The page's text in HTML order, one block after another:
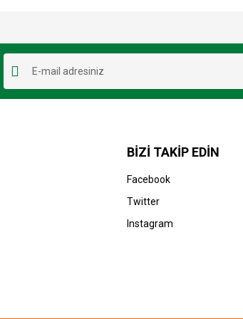
BİZİ TAKİP EDİN
Facebook
Twitter
Instagram